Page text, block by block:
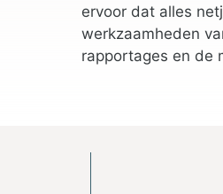
ervoor dat alles
werkzaamheden
rapportages en de